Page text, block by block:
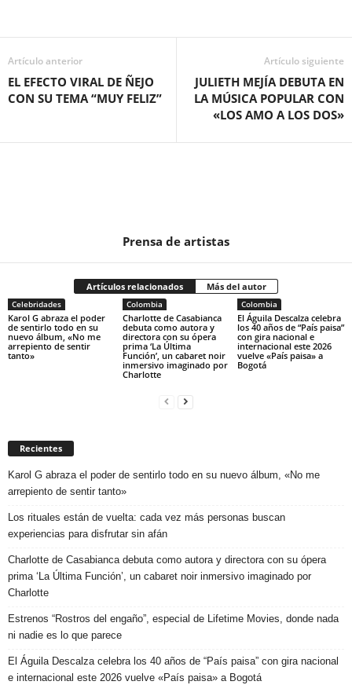
Artículo anterior
EL EFECTO VIRAL DE ÑEJO
CON SU TEMA “MUY FELIZ”
Artículo siguiente
JULIETH MEJÍA DEBUTA EN
LA MÚSICA POPULAR CON
«LOS AMO A LOS DOS»
Prensa de artistas
Artículos relacionados Más del autor
Celebridades
Karol G abraza el poder
de sentirlo todo en su
nuevo álbum, «No me
arrepiento de sentir
tanto»
Colombia
Charlotte de Casabianca
debuta como autora y
directora con su ópera
prima ‘La Última
Función’, un cabaret noir
inmersivo imaginado por
Charlotte
Colombia
El Águila Descalza celebra
los 40 años de “País paisa”
con gira nacional e
internacional este 2026
vuelve «País paisa» a
Bogotá
Recientes
Karol G abraza el poder de sentirlo todo en su nuevo álbum, «No me
arrepiento de sentir tanto»
Los rituales están de vuelta: cada vez más personas buscan
experiencias para disfrutar sin afán
Charlotte de Casabianca debuta como autora y directora con su ópera
prima ‘La Última Función’, un cabaret noir inmersivo imaginado por
Charlotte
Estrenos “Rostros del engaño”, especial de Lifetime Movies, donde nada
ni nadie es lo que parece
El Águila Descalza celebra los 40 años de “País paisa” con gira nacional
e internacional este 2026 vuelve «País paisa» a Bogotá